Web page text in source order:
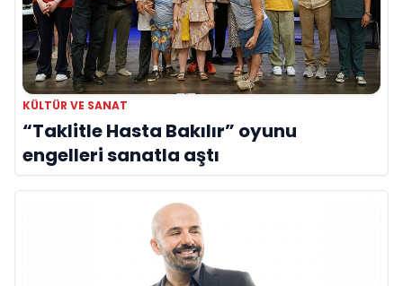
KÜLTÜR VE SANAT
“Taklitle Hasta Bakılır” oyunu
engelleri sanatla aştı